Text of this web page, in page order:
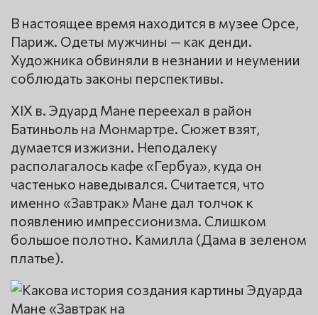
В настоящее время находится в музее Орсе,
Париж. Одеты мужчины — как денди.
Художника обвиняли в незнании и неумении
соблюдать законы перспективы.
XIX в. Эдуард Мане переехал в район
Батиньоль на Монмартре. Сюжет взят,
думается изжизни. Неподалеку
располагалось кафе «Гербуа», куда он
частенько наведывался. Считается, что
именно «Завтрак» Мане дал толчок к
появлению импрессионизма. Слишком
большое полотно. Камилла (Дама в зеленом
платье).